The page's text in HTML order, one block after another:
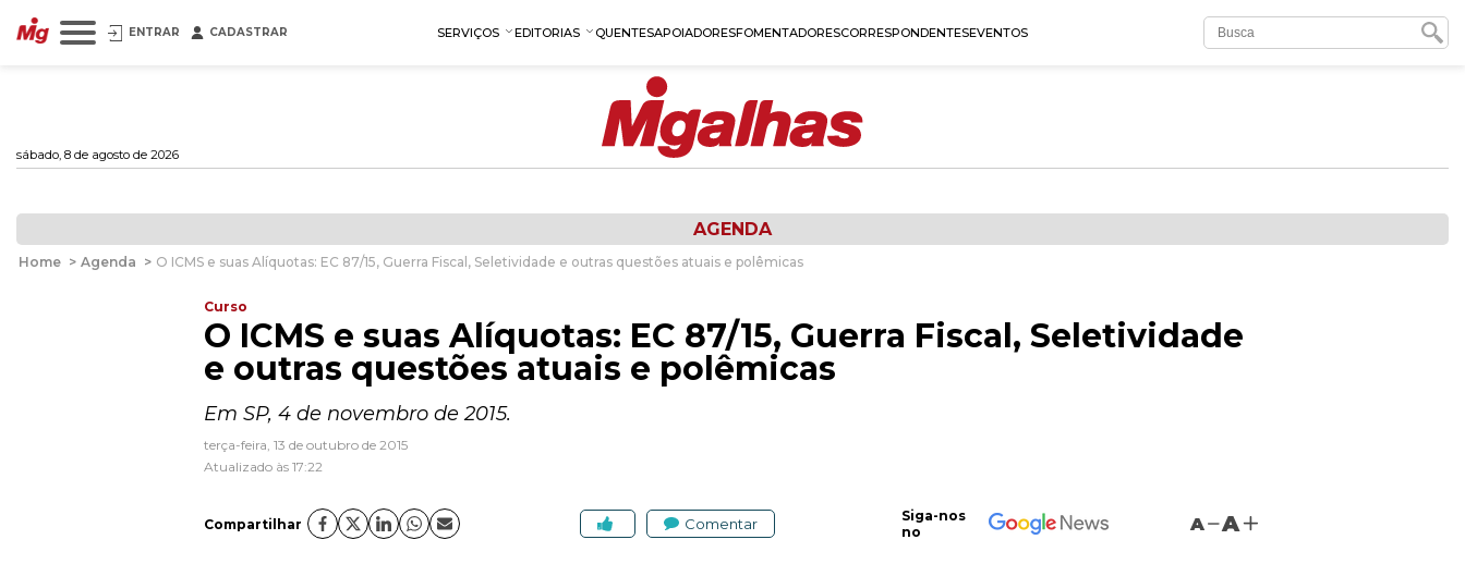
ENTRAR CADASTRAR SERVIÇOS EDITORIAS QUENTESAPOIADORESFOMENTADORESCORRESPONDENTESEVENTOS
sábado, 8 de agosto de 2026
AGENDA
Home > Agenda > O ICMS e suas Alíquotas: EC 87/15, Guerra Fiscal, Seletividade e outras questões atuais e polêmicas
Curso
O ICMS e suas Alíquotas: EC 87/15, Guerra Fiscal, Seletividade
e outras questões atuais e polêmicas
Em SP, 4 de novembro de 2015.
terça-feira, 13 de outubro de 2015
Atualizado às 17:22
Compartilhar Comentar
Siga-nos
no
A A